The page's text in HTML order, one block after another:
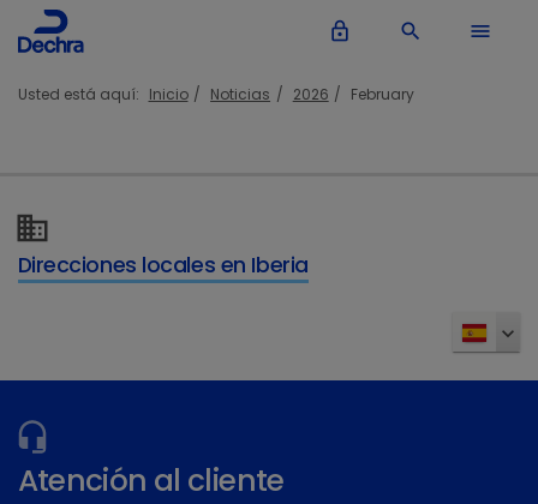
lock_outline search menu
Usted está aquí: Inicio Noticias 2026 February
Direcciones locales en Iberia
Atención al cliente